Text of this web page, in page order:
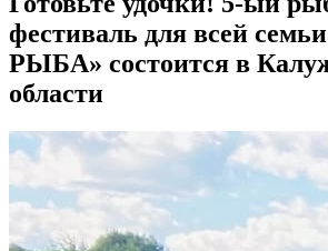
фестиваль для всей
РЫБА» состоится в
области